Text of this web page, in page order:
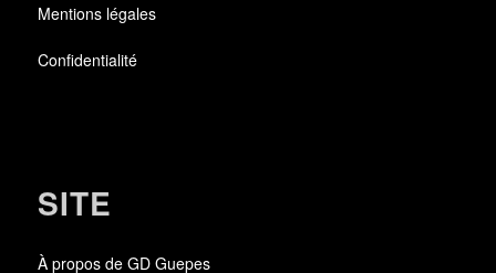
Mentions légales
Confidentialité
SITE
À propos de GD Guepes